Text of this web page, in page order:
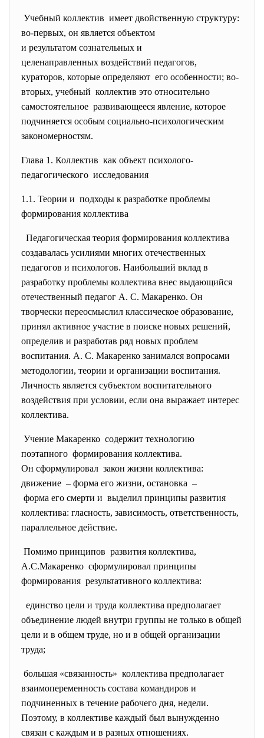
Учебный коллектив имеет двойственную структуру:
во-первых, он является объектом
и результатом сознательных и
целенаправленных воздействий педагогов,
кураторов, которые определяют его особенности; во-
вторых, учебный коллектив это относительно
самостоятельное развивающееся явление, которое
подчиняется особым социально-психологическим
закономерностям.
Глава 1. Коллектив как объект психолого-
педагогического исследования
1.1. Теории и подходы к разработке проблемы
формирования коллектива
Педагогическая теория формирования коллектива
создавалась усилиями многих отечественных
педагогов и психологов. Наибольший вклад в
разработку проблемы коллектива внес выдающийся
отечественный педагог А. С. Макаренко. Он
творчески переосмыслил классическое образование,
принял активное участие в поиске новых решений,
определив и разработав ряд новых проблем
воспитания. А. С. Макаренко занимался вопросами
методологии, теории и организации воспитания.
Личность является субъектом воспитательного
воздействия при условии, если она выражает интерес
коллектива.
Учение Макаренко содержит технологию
поэтапного формирования коллектива.
Он сформулировал закон жизни коллектива:
движение – форма его жизни, остановка –
форма его смерти и выделил принципы развития
коллектива: гласность, зависимость, ответственность,
параллельное действие.
Помимо принципов развития коллектива,
А.С.Макаренко сформулировал принципы
формирования результативного коллектива:
единство цели и труда коллектива предполагает
объединение людей внутри группы не только в общей
цели и в общем труде, но и в общей организации
труда;
большая «связанность» коллектива предполагает
взаимопеременность состава командиров и
подчиненных в течение рабочего дня, недели.
Поэтому, в коллективе каждый был вынужденно
связан с каждым и в разных отношениях.